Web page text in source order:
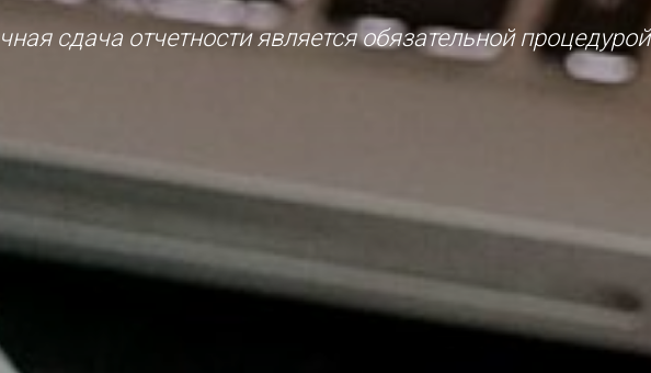
сдача отчетности является обязательной процедурой